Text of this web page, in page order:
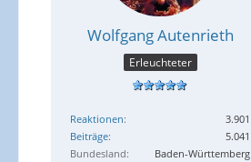
Wolfgang Autenrieth
Erleuchteter
Reaktionen
3.901
Beiträge
5.041
Bundesland
Baden-Württemberg